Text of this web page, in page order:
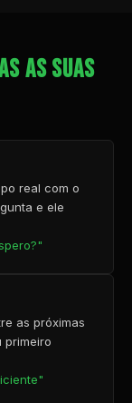
AS SUAS
real com o
e ele
as próximas
primeiro